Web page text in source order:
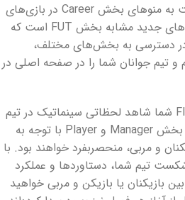
با توجه به انتقادات زیاد نسبت به منوهای بخش Career در بازی‌های
فیفا، بازی FIFA ۲۳ دارای منوهای جدید مشابه بخش FUT است که
دسترسی به بخش‌های مختلف،
و تیم جوانان شما را در صفحه اصلی در
در بخش Career بازی FIFA ۲۳ شما شاهد لحظاتی سینماتیک در تیم
خود خواهید بود که در هر دو بخش Manager و Player با توجه به
و مربی، منحصربفرد خواهند بود. با
تیم شما، دستاوردها و عملکرد
بازیکنان یا بازیکن و مربی خواهید